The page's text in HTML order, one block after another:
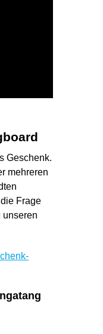
Geschenk.
mehreren
Frage
unseren